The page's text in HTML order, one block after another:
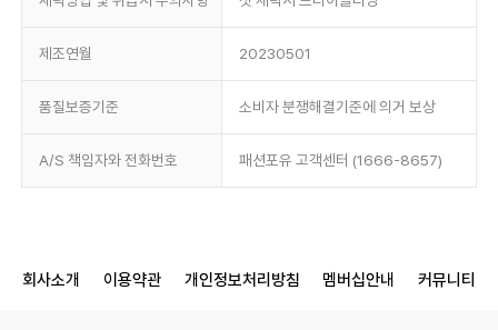
제조연월 20230501
품질보증기준 소비자 분쟁해결기준에 의거 보상
A/S 책임자와 전화번호 패션포유 고객센터 (1666-8657)
회사소개 이용약관 개인정보처리방침 멤버십안내 커뮤니티